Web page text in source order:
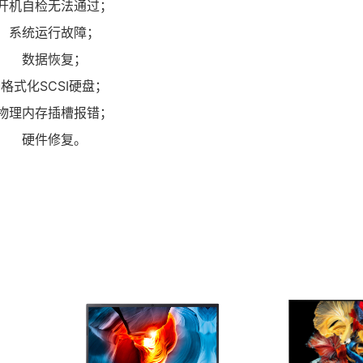
机自检无法通过；
系统运行故障；
数据恢复；
格式化SCSI硬盘；
理内存插槽报错；
硬件修复。